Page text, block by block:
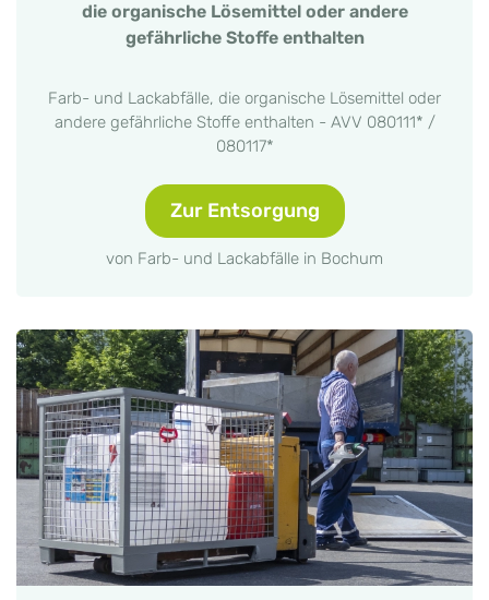
die organische Lösemittel oder andere
gefährliche Stoffe enthalten
Farb- und Lackabfälle, die organische Lösemittel oder
andere gefährliche Stoffe enthalten - AVV 080111* /
080117*
Zur Entsorgung
von Farb- und Lackabfälle in Bochum